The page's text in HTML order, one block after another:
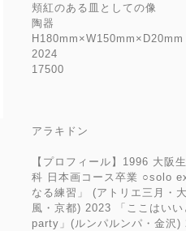
頬紅のある皿としての像
陶器
2024
17500
アラキドン
【プロフィール】1996 大阪
科 日本画コース卒業 ○solo
なる練習」 (アトリエ三月・
風・京都) 2023 「ここはい
party」(ルンパルンパ・金沢